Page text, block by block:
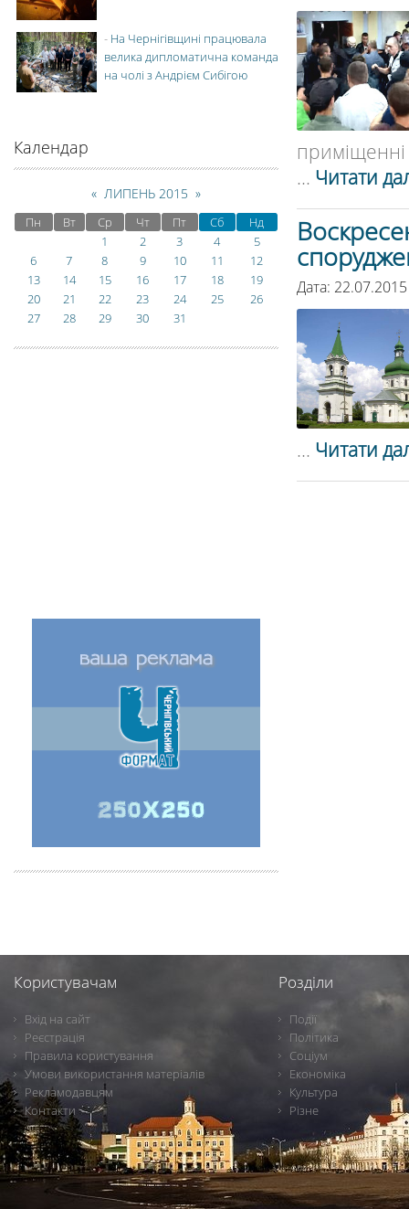
приміщенні
... Читати
Дата:
... Читати
- На Чернігівщині працювала
велика дипломатична команда
на чолі з Андрієм Сибігою
Календар
« ЛИПЕНЬ 2015 »
Пн Вт Ср Чт Пт Сб
Нд
1
2 3 4
5
6
7 8 9 10 11
12
13
14 15 16 17 18
19
20
21 22 23 24 25
26
27
28 29 30 31
Користувачам
Вхід на сайт
Реєстрація
Правила користування
Умови використання матеріалів
Рекламодавцям
Контакти
Розділи
Події
Політика
Соціум
Економіка
Культура
Різне